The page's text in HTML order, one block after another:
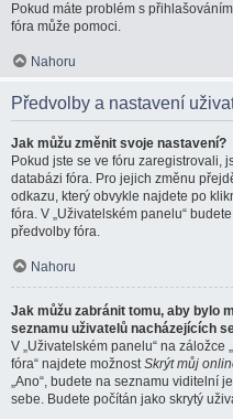
Pokud máte problém s
fóra může pomoci.
Nahoru
Předvolby a nastavení
Jak můžu změnit svoje nastavení?
Pokud jste se ve fóru zaregistrovali,
databázi fóra. Pro jejich změnu
odkazu, který obvykle najdete po
fóra. V „Uživatelském panelu“
předvolby fóra.
Nahoru
Jak můžu zabránit tomu, aby bylo
seznamu uživatelů nacházejících
V „Uživatelském panelu“ na záložce
fóra“ najdete možnostSkrýt můj
„Ano“, budete na seznamu viditelní
sebe. Budete počítán jako skrytý